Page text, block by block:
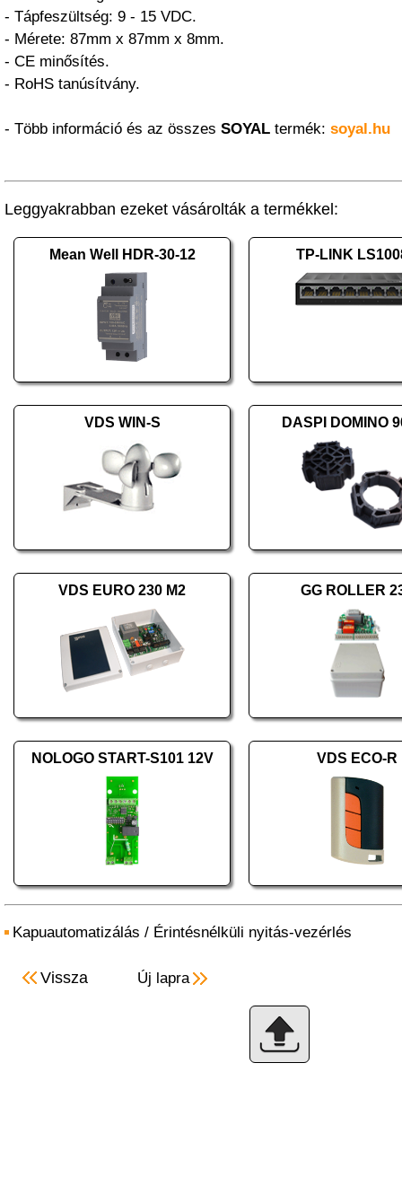
- Tápfeszültség: 9 - 15 VDC.
- Mérete: 87mm x 87mm x 8mm.
- CE minősítés.
- RoHS tanúsítvány.
- Több információ és az összes SOYAL termék: soyal.hu
Leggyakrabban ezeket vásárolták a termékkel:
Mean Well HDR-30-12 TP-LINK
VDS WIN-S DASPI DOMINO
VDS EURO 230 M2 GG ROLLER
NOLOGO START-S101 12V VDS ECO-R
Kapuautomatizálás / Érintésnélküli nyitás-vezérlés
Vissza Új lapra